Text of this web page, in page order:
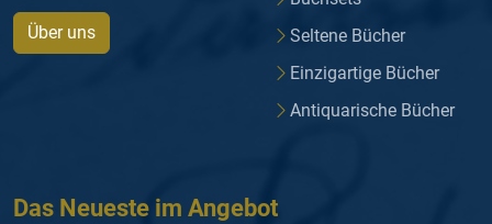
Über uns
Seltene Bücher
Einzigartige Bücher
Antiquarische Bücher
Das Neueste im Angebot